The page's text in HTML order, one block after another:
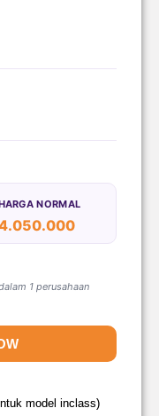
NORMAL
1 perusahaan
model inclass)